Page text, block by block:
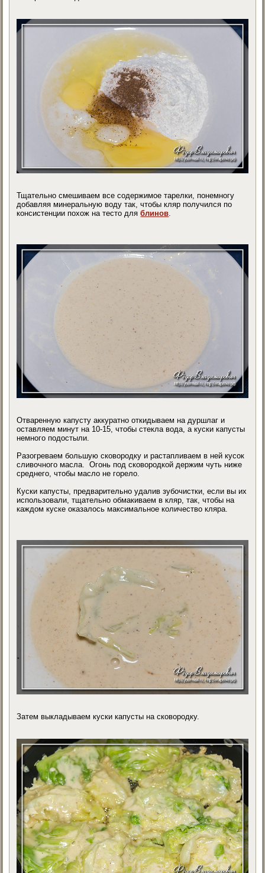
Тщательно смешиваем все содержимое тарелки, понемногу
добавляя минеральную воду так, чтобы кляр получился по
консистенции похож на тесто дляблинов
Отваренную капусту аккуратно откидываем на дуршлаг и
оставляем минут на 10-15, чтобы стекла вода, а куски капусты
немного подостыли.
Разогреваем большую сковородку и растапливаем в ней кусок
сливочного масла. Огонь под сковородкой держим чуть ниже
среднего, чтобы масло не горело.
Куски капусты, предварительно удалив зубочистки, если вы их
использовали, тщательно обмакиваем в кляр, так, чтобы на
каждом куске оказалось максимальное количество кляра.
Затем выкладываем куски капусты на сковородку.